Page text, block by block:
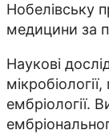
Нобелівську
медицини за
Наукові
мікробіології,
ембріології.